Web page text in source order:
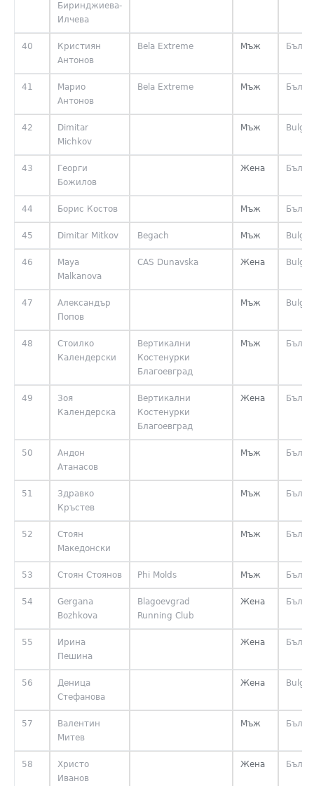
Биринджиева-
Илчева
40
Кристиян
Антонов
Bela Extreme Мъж
41
Марио
Антонов
Bela Extreme Мъж
42
Dimitar
Michkov
Мъж
43
Георги
Божилов
Жена
44 Борис Костов Мъж
45 Dimitar Mitkov Begach Мъж
46
Maya
Malkanova
CAS Dunavska Жена
47
Александър
Попов
Мъж
48
Стоилко
Календерски
Вертикални
Костенурки
Благоевград
Мъж
49
Зоя
Календерска
Вертикални
Костенурки
Благоевград
Жена
50
Андон
Атанасов
Мъж
51
Здравко
Кръстев
Мъж
52
Стоян
Македонски
Мъж
53 Стоян Стоянов Phi Molds Мъж
54
Gergana
Bozhkova
Blagoevgrad
Running Club
Жена
55
Ирина
Пешина
Жена
56
Деница
Стефанова
Жена
57
Валентин
Митев
Мъж
58
Христо
Иванов
Жена